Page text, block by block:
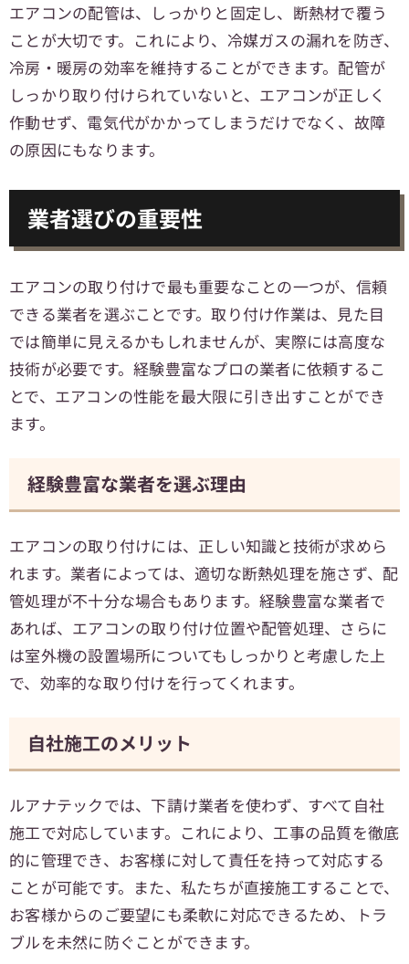
エアコンの配管は、しっかりと固定し、断熱材で覆う
ことが大切です。これにより、冷媒ガスの漏れを防ぎ、
冷房・暖房の効率を維持することができます。配管が
しっかり取り付けられていないと、エアコンが正しく
作動せず、電気代がかかってしまうだけでなく、故障
の原因にもなります。
業者選びの重要性
エアコンの取り付けで最も重要なことの一つが、信頼
できる業者を選ぶことです。取り付け作業は、見た目
では簡単に見えるかもしれませんが、実際には高度な
技術が必要です。経験豊富なプロの業者に依頼するこ
とで、エアコンの性能を最大限に引き出すことができ
ます。
経験豊富な業者を選ぶ理由
エアコンの取り付けには、正しい知識と技術が求めら
れます。業者によっては、適切な断熱処理を施さず、配
管処理が不十分な場合もあります。経験豊富な業者で
あれば、エアコンの取り付け位置や配管処理、さらに
は室外機の設置場所についてもしっかりと考慮した上
で、効率的な取り付けを行ってくれます。
自社施工のメリット
ルアナテックでは、下請け業者を使わず、すべて自社
施工で対応しています。これにより、工事の品質を徹底
的に管理でき、お客様に対して責任を持って対応する
ことが可能です。また、私たちが直接施工することで、
お客様からのご要望にも柔軟に対応できるため、トラ
ブルを未然に防ぐことができます。